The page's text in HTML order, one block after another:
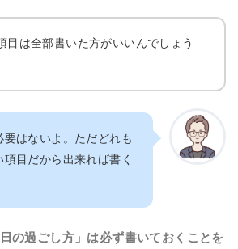
目は全部書いた方がいいんでしょう
要はないよ。ただどれも
目だから出来れば書く
の過ごし方」は必ず書いておくことを